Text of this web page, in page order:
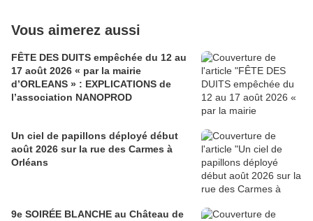
Vous aimerez aussi
FÊTE DES DUITS empêchée du 12 au
17 août 2026 « par la mairie
d’ORLEANS » : EXPLICATIONS de
l’association NANOPROD
Un ciel de papillons déployé début
août 2026 sur la rue des Carmes à
Orléans
9e SOIRÉE BLANCHE au Château de